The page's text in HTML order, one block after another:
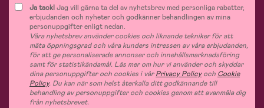
Ja tack!Jag vill gärna ta del av nyhetsbrev med personliga rabatter,
erbjudanden och nyheter och godkänner behandlingen av mina
personuppgifter enligt nedan.
Våra nyhetsbrev använder cookies och liknande tekniker för att
mäta öppningsgrad och våra kunders intressen av våra erbjudanden,
för att ge personaliserade annonser och innehållsmarknadsföring
samt för statistikändamål. Läs mer om hur vi använder och skyddar
dina personuppgifter och cookies i vårPrivacy Policyoch Cookie
Policy. Du kan när som helst återkalla ditt godkännande till
behandling av personuppgifter och cookies genom att avanmäla dig
från nyhetsbrevet.